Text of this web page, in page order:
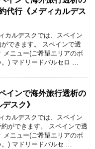
代行《メディカルデス
カルデスクでは、スペイン
できます。 スペインで透
メニュー(ご希望エリアのボ
。) マドリードバルセロ …
インで海外旅行透析の
スク》
カルデスクでは、スペイン
ができます。 スペインで透
メニュー(ご希望エリアのボ
。) マドリードバルセ …